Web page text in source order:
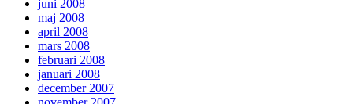
juni 2008
maj 2008
april 2008
mars 2008
februari 2008
januari 2008
december 2007